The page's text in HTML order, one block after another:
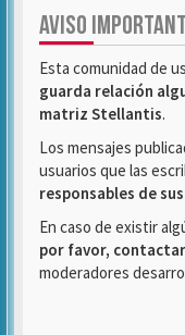
AVISO
Esta comunidad de
guarda relación
matriz Stellantis.
Los mensajes
usuarios que las
responsables de
En caso de existir
por favor,
moderadores